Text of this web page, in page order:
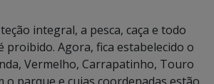
integral, a pesca, caça e todo
Agora, fica estabelecido o
Vermelho, Carrapatinho, Touro
parque e cujas coordenadas estão